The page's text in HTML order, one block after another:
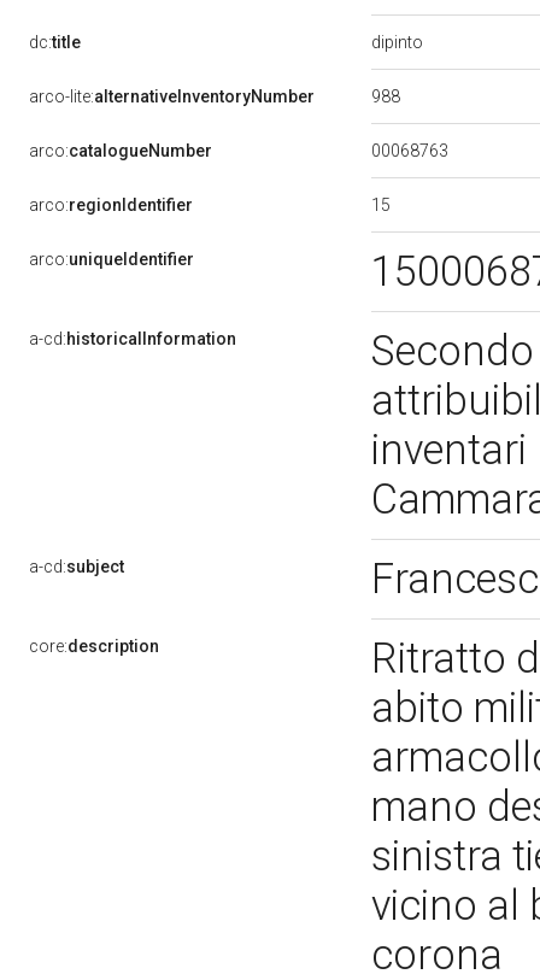
dc:title dipinto
arco-lite:alternativeInventoryNumber 988
arco:catalogueNumber 00068763
arco:regionIdentifier 15
arco:uniqueIdentifier
a-cd:historicalInformation
a-cd:subject
core:description
Ritratto
abito
mano
sinistra
vicino al
corona